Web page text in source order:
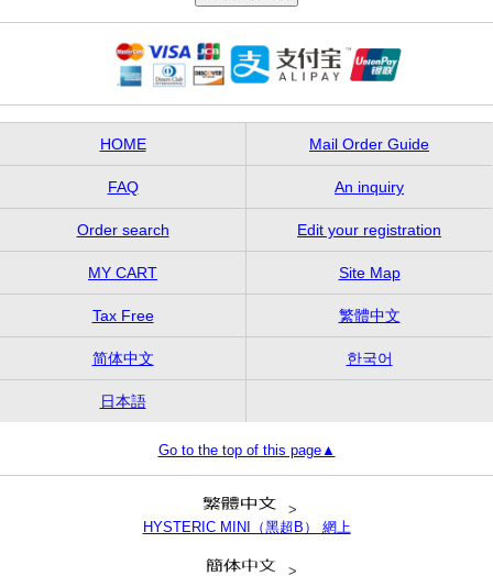
HOME Mail Order Guide
FAQ An inquiry
Order search Edit your registration
MY CART Site Map
Tax Free 繁體中文
简体中文 한국어
日本語
Go to the top of this page▲
>
HYSTERIC MINI（黑超B） 網上
>